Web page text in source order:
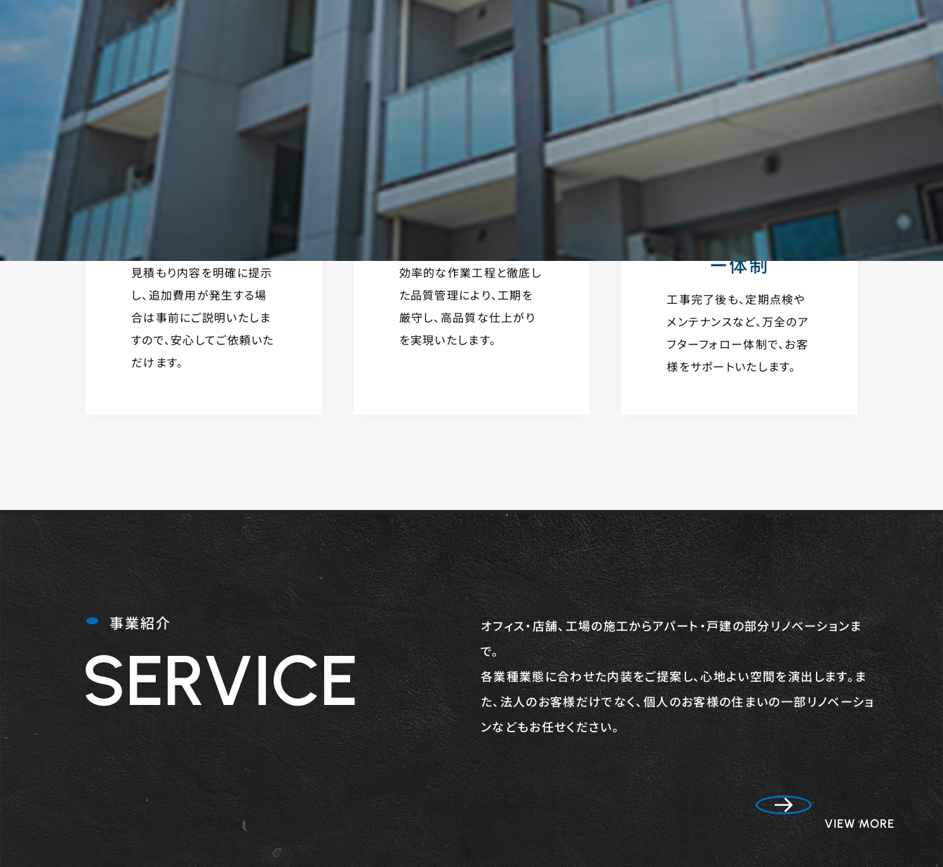
03
明朗会計と
安心の価格設定
見積もり内容を明確に提示
し、追加費用が発生する場
合は事前にご説明いたしま
すので、安心してご依頼いた
だけます。
04
スピーディーで
確実な施工
効率的な作業工程と徹底し
た品質管理により、工期を
厳守し、高品質な仕上がり
を実現いたします。
万全の
アフターフォロ
ー体制
工事完了後も、定期点検や
メンテナンスなど、万全のア
フターフォロー体制で、お客
様をサポートいたします。
事業紹介
SERVICE
オフィス・店舗、工場の施工からアパート・戸建の部分リノベーションま
で。
各業種業態に合わせた内装をご提案し、心地よい空間を演出します。ま
た、法人のお客様だけでなく、個人のお客様の住まいの一部リノベーショ
ンなどもお任せください。
VIEW MORE